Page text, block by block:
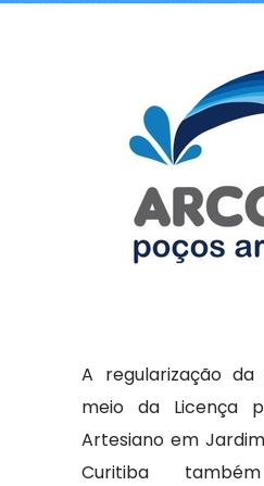
A regularização
meio da Licença
Artesiano em
Curitiba